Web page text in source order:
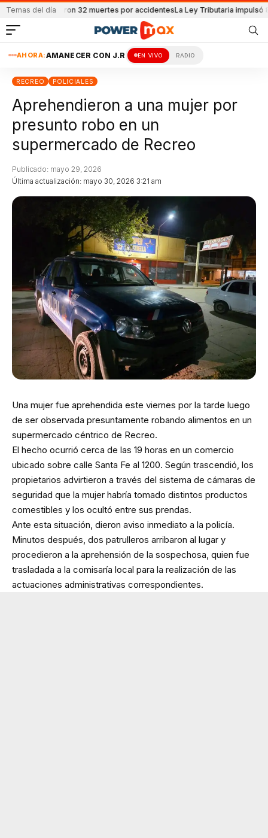
Temas del día
reportaron 32 muertes por accidentesLa Ley Tributaria impulsó 8600
AHORA:AMANECER CON J.R EN VIVO RADIO
RECREO POLICIALES
Aprehendieron a una mujer por
presunto robo en un
supermercado de Recreo
Última actualización: mayo 30, 2026 3:21 am
Publicado: mayo 29, 2026
Una mujer fue aprehendida este viernes por la tarde luego
de ser observada presuntamente robando alimentos en un
supermercado céntrico de Recreo.
El hecho ocurrió cerca de las 19 horas en un comercio
ubicado sobre calle Santa Fe al 1200. Según trascendió, los
propietarios advirtieron a través del sistema de cámaras de
seguridad que la mujer habría tomado distintos productos
comestibles y los ocultó entre sus prendas.
Ante esta situación, dieron aviso inmediato a la policía.
Minutos después, dos patrulleros arribaron al lugar y
procedieron a la aprehensión de la sospechosa, quien fue
trasladada a la comisaría local para la realización de las
actuaciones administrativas correspondientes.